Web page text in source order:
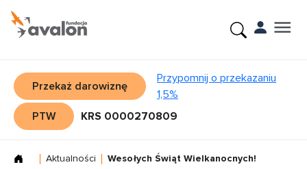
Przekaż darowiznę
Przypomnij o przekazaniu
1,5%
PTW
KRS 0000270809
Aktualności Wesołych Świąt Wielkanocnych!